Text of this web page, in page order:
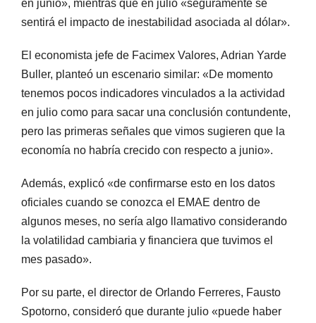
en junio», mientras que en julio «seguramente se
sentirá el impacto de inestabilidad asociada al dólar».
El economista jefe de Facimex Valores, Adrian Yarde
Buller, planteó un escenario similar: «De momento
tenemos pocos indicadores vinculados a la actividad
en julio como para sacar una conclusión contundente,
pero las primeras señales que vimos sugieren que la
economía no habría crecido con respecto a junio».
Además, explicó «de confirmarse esto en los datos
oficiales cuando se conozca el EMAE dentro de
algunos meses, no sería algo llamativo considerando
la volatilidad cambiaria y financiera que tuvimos el
mes pasado».
Por su parte, el director de Orlando Ferreres, Fausto
Spotorno, consideró que durante julio «puede haber